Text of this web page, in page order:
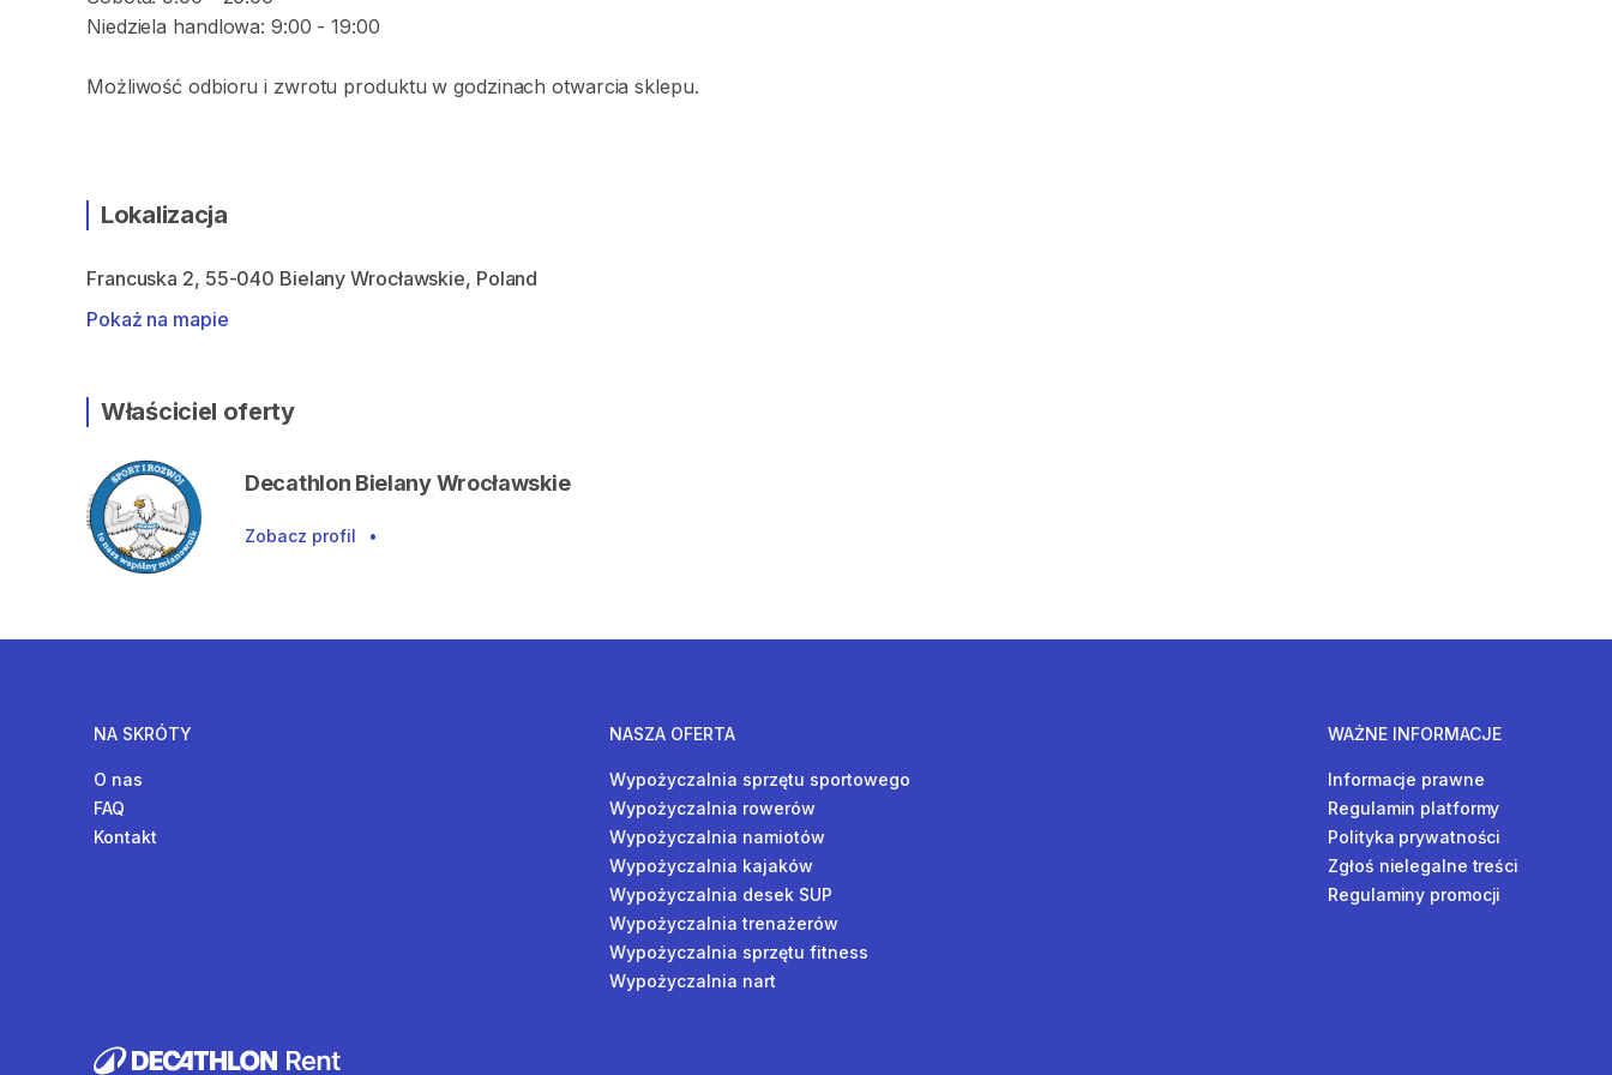
Niedziela handlowa: 9:00 - 19:00
Możliwość odbioru i zwrotu produktu w godzinach otwarcia sklepu.
Lokalizacja
Francuska 2, 55-040 Bielany Wrocławskie, Poland
Pokaż na mapie
Właściciel oferty
Decathlon Bielany Wrocławskie
Zobacz profil •
NA SKRÓTY
O nas
FAQ
Kontakt
NASZA OFERTA
Wypożyczalnia sprzętu sportowego
Wypożyczalnia rowerów
Wypożyczalnia namiotów
Wypożyczalnia kajaków
Wypożyczalnia desek SUP
Wypożyczalnia trenażerów
Wypożyczalnia sprzętu fitness
Wypożyczalnia nart
WAŻNE INFORMACJE
Informacje prawne
Regulamin platformy
Polityka prywatności
Zgłoś nielegalne treści
Regulaminy promocji